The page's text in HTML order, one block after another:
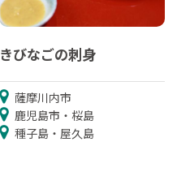
きびなごの刺身
薩摩川内市
鹿児島市・桜島
種子島・屋久島